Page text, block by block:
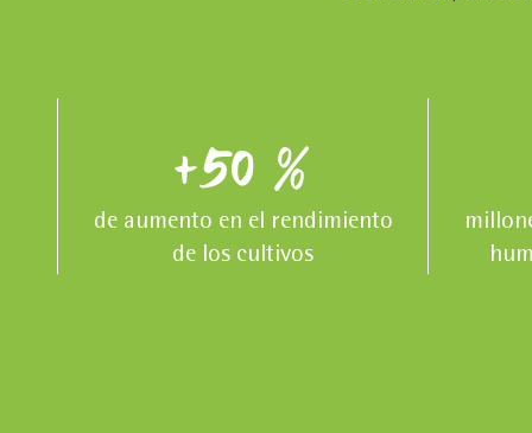
+50 %
de aumento en el rendimiento
de los cultivos